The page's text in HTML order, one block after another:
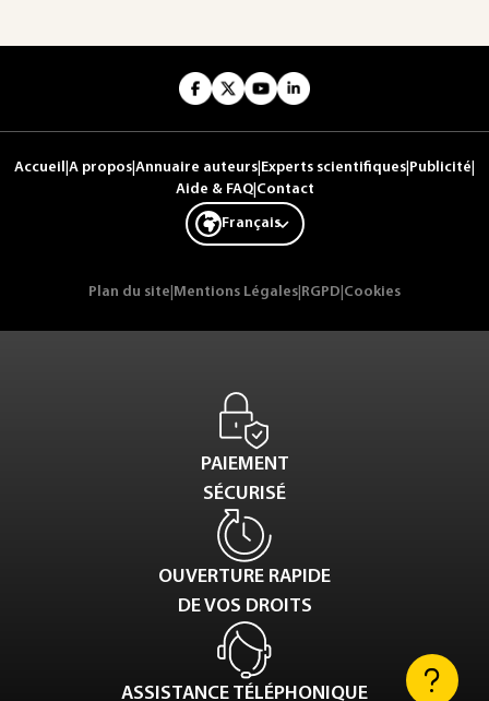
Accueil A propos Annuaire auteurs Experts scientifiques Publicité
Aide & FAQ| Contact
Français
Plan du site Mentions Légales RGPD Cookies
PAIEMENT
SÉCURISÉ
OUVERTURE RAPIDE
DE VOS DROITS
ASSISTANCE TÉLÉPHONIQUE